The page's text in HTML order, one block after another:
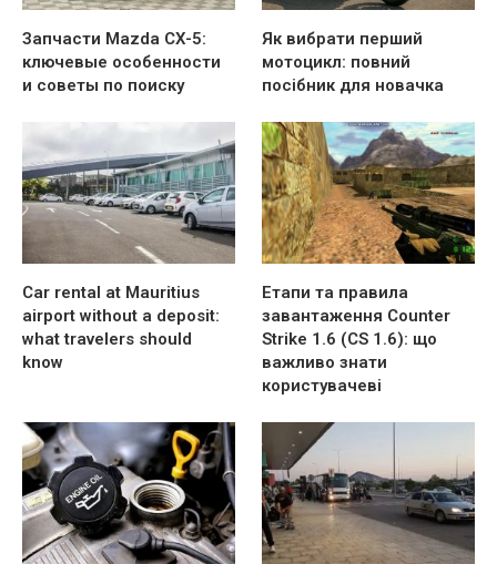
Запчасти Mazda CX-5:
ключевые особенности
и советы по поиску
Як вибрати перший
мотоцикл: повний
посібник для новачка
Car rental at Mauritius
airport without a deposit:
what travelers should
know
Етапи та правила
завантаження Counter
Strike 1.6 (CS 1.6): що
важливо знати
користувачеві